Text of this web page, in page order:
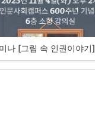
나 [그림 속 인권이야기]